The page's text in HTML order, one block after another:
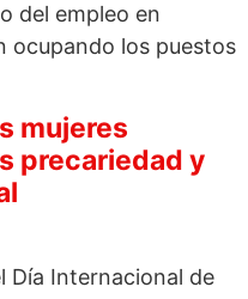
del empleo en
ocupando los puestos
mujeres
precariedad y
Día Internacional de